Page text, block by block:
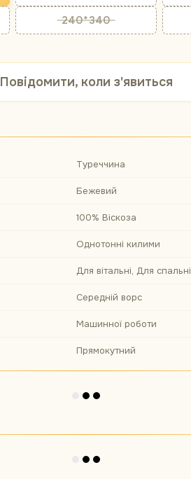
240*340
Повідомити, коли з'явиться
Туреччина
Бежевий
100% Віскоза
Однотонні килими
Для вітальні, Для спальні
Середній ворс
Машинної роботи
Прямокутний